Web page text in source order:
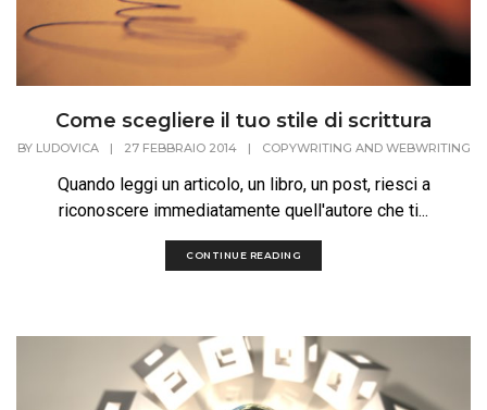
Come scegliere il tuo stile di scrittura
BY LUDOVICA | 27 FEBBRAIO 2014 | COPYWRITING AND WEBWRITING
Quando leggi un articolo, un libro, un post, riesci a
riconoscere immediatamente quell'autore che ti...
CONTINUE READING